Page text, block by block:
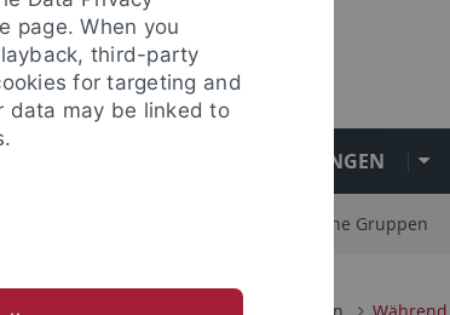
EINRICHTUNGEN
Fachschaften und studentische Gruppen
Studieren in Tübingen
page. When you
third-party
for targeting and
data may be linked to